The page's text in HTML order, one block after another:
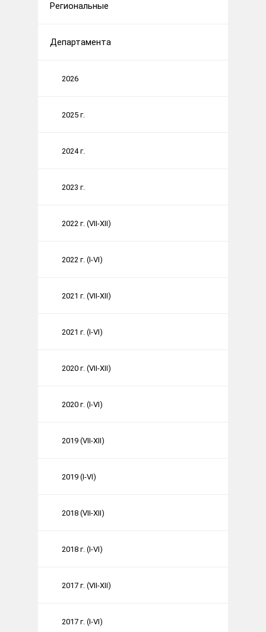
Региональные
Департамента
2026
2025 г.
2024 г.
2023 г.
2022 г. (VII-XII)
2022 г. (I-VI)
2021 г. (VII-XII)
2021 г. (I-VI)
2020 г. (VII-XII)
2020 г. (I-VI)
2019 (VII-XII)
2019 (I-VI)
2018 (VII-XII)
2018 г. (I-VI)
2017 г. (VII-XII)
2017 г. (I-VI)